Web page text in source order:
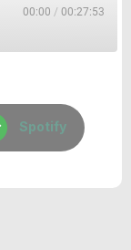
00:00 / 00:27:53
Spotify